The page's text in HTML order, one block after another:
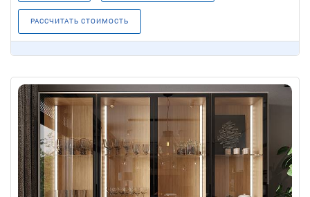
РАССЧИТАТЬ СТОИМОСТЬ